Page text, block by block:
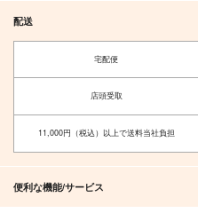
配送
宅配便
店頭受取
11,000円（税込）以上で送料当社負担
便利な機能/サービス